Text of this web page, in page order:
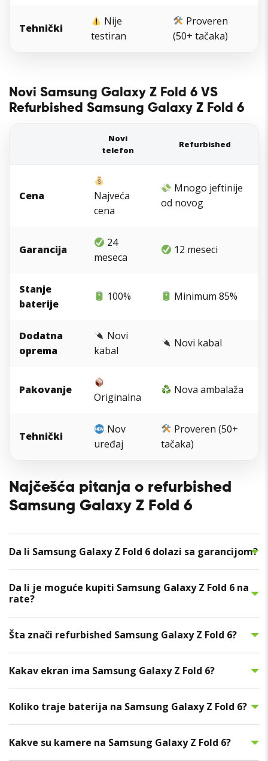
Tehnički
Nije
testiran
Proveren
(50+ tačaka)
Novi Samsung Galaxy Z Fold 6 VS
Refurbished Samsung Galaxy Z Fold 6
Novi
telefon
Refurbished
Cena
Najveća
cena
Mnogo jeftinije
od novog
Garancija
24
meseca
12 meseci
Stanje
baterije
100% Minimum 85%
Dodatna
oprema
Novi
kabal
Novi kabal
Pakovanje
Originalna
Nova ambalaža
Tehnički
Nov
uređaj
Proveren (50+
tačaka)
Najčešća pitanja o refurbished
Samsung Galaxy Z Fold 6
Da li Samsung Galaxy Z Fold 6 dolazi sa garancijom?
Da li je moguće kupiti Samsung Galaxy Z Fold 6 na
rate?
Šta znači refurbished Samsung Galaxy Z Fold 6?
Kakav ekran ima Samsung Galaxy Z Fold 6?
Koliko traje baterija na Samsung Galaxy Z Fold 6?
Kakve su kamere na Samsung Galaxy Z Fold 6?